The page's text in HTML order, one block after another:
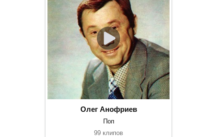
Олег Анофриев
Поп
99 клипов